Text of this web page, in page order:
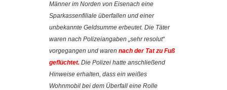
Männer im Norden von Eisenach eine
Sparkassenfiliale überfallen und einer
unbekannte Geldsumme erbeutet. Die Täter
waren nach Polizeiangaben „sehr resolut“
vorgegangen und waren nach der Tat zu Fuß
geflüchtet. Die Polizei hatte anschließend
Hinweise erhalten, dass ein weißes
Wohnmobil bei dem Überfall eine Rolle